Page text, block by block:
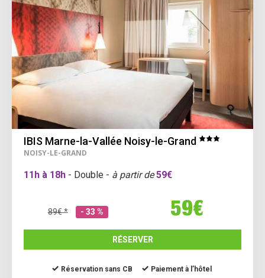
IBIS Marne-la-Vallée Noisy-le-Grand
NOISY-LE-GRAND
11h à 18h - Double - à partir de 59€
89€ * - 33 % 59€
RÉSERVER
Réservation sans CB
Paiement à l’hôtel